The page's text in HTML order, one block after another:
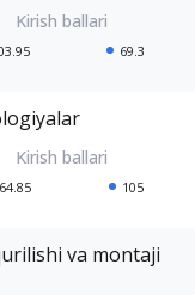
69.3
105
va montaji